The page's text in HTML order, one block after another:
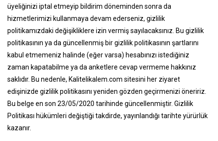
üyeliğinizi iptal etmeyip bildirim döneminden sonra da
hizmetlerimizi kullanmaya devam ederseniz, gizlilik
politikamızdaki değişikliklere izin vermiş sayılacaksınız. Bu gizlilik
politikasının ya da güncellenmiş bir gizlilik politikasının şartlarını
kabul etmemeniz halinde (eğer varsa) hesabınızı istediğiniz
zaman kapatabilme ya da anketlere cevap vermeme hakkınız
saklıdır. Bu nedenle, Kalitelikalem.com sitesini her ziyaret
edişinizde gizlilik politikasını yeniden gözden geçirmenizi öneririz.
Bu belge en son 23/05/2020 tarihinde güncellenmiştir. Gizlilik
Politikası hükümleri değiştiği takdirde, yayınlandığı tarihte yürürlük
kazanır.